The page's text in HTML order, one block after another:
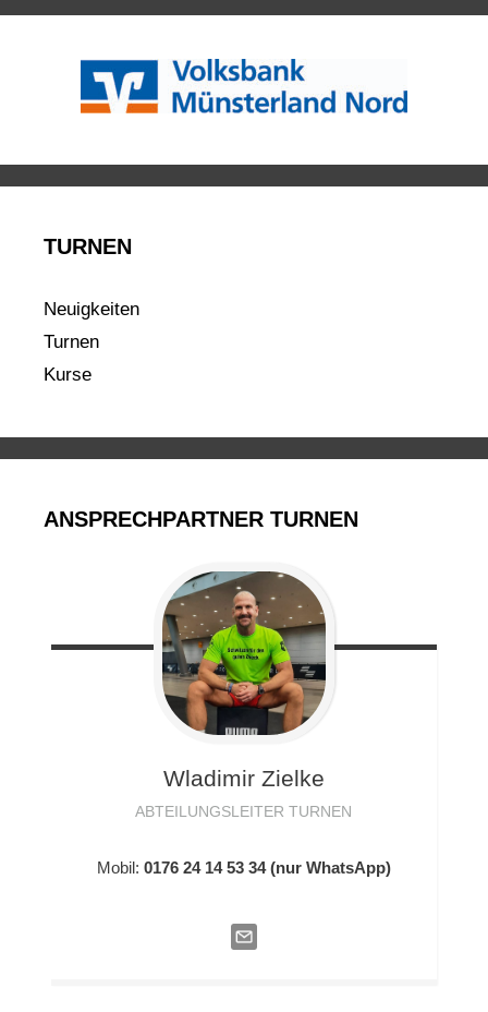
TURNEN
Neuigkeiten
Turnen
Kurse
ANSPRECHPARTNER TURNEN
Wladimir Zielke
ABTEILUNGSLEITER TURNEN
Mobil: 0176 24 14 53 34 (nur WhatsApp)